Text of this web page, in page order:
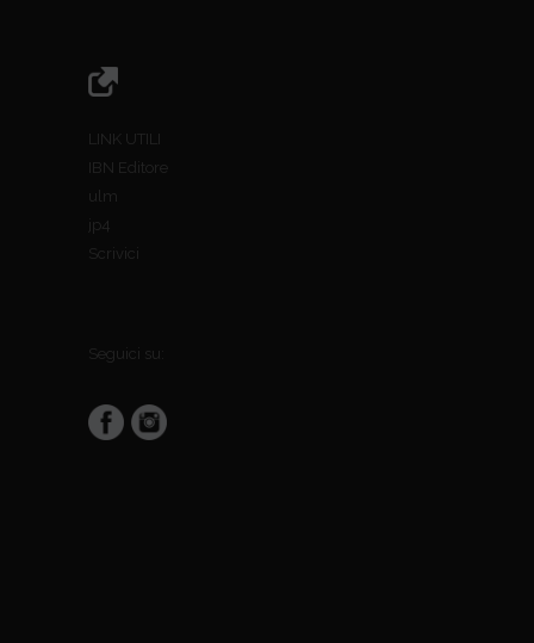
LINK UTILI
IBN Editore
ulm
jp4
Scrivici
Seguici su: